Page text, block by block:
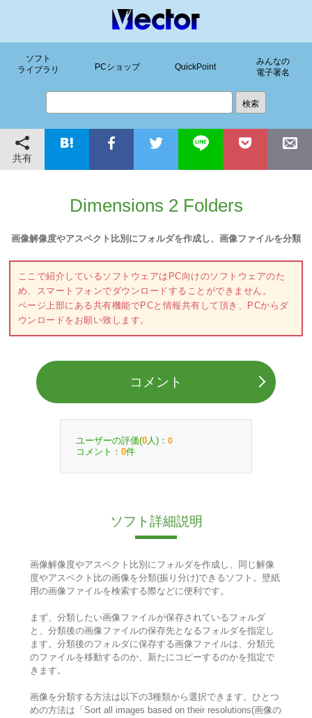
ソフト
ライブラリ
PCショップ QuickPoint
みんなの
電子署名
共有
Dimensions 2 Folders
画像解像度やアスペクト比別にフォルダを作成し、画像ファイルを分類
ここで紹介しているソフトウェアはPC向けのソフトウェアのた
め、スマートフォンでダウンロードすることができません。
ページ上部にある共有機能でPCと情報共有して頂き、PCからダ
ウンロードをお願い致します。
コメント
ユーザーの評価(0 人)： 0
コメント： 0件
ソフト詳細説明
画像解像度やアスペクト比別にフォルダを作成し、同じ解像
度やアスペクト比の画像を分類(振り分け)できるソフト。壁紙
用の画像ファイルを検索する際などに便利です。
まず、分類したい画像ファイルが保存されているフォルダ
と、分類後の画像ファイルの保存先となるフォルダを指定し
ます。分類後のフォルダに保存する画像ファイルは、分類元
のファイルを移動するのか、新たにコピーするのかを指定で
きます。
画像を分類する方法は以下の3種類から選択できます。ひとつ
めの方法は「Sort all images based on their resolutions(画像の